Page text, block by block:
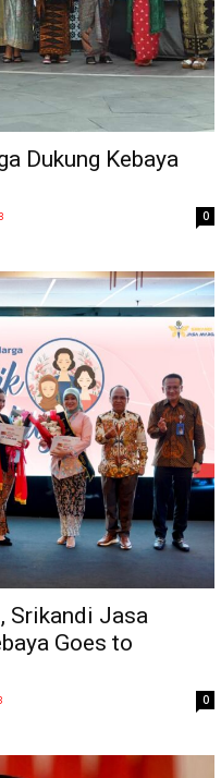
Dukung Kebaya
0
Srikandi Jasa
Goes to
0